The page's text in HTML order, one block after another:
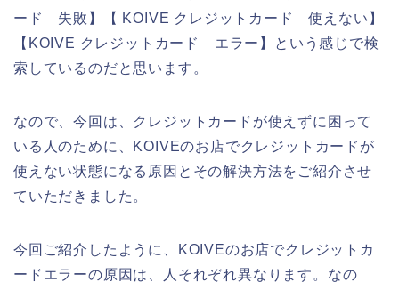
ード 失敗】【 KOIVE クレジットカード 使えない】
【KOIVE クレジットカード エラー】という感じで検
索しているのだと思います。
なので、今回は、クレジットカードが使えずに困って
いる人のために、KOIVEのお店でクレジットカードが
使えない状態になる原因とその解決方法をご紹介させ
ていただきました。
今回ご紹介したように、KOIVEのお店でクレジットカ
ードエラーの原因は、人それぞれ異なります。なの